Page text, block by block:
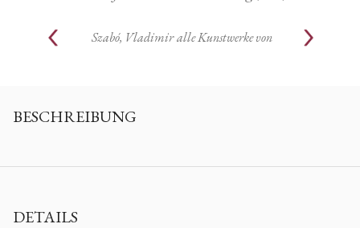
Szabó, Vladimir alle Kunstwerke von
BESCHREIBUNG
DETAILS